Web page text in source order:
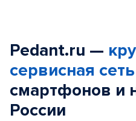
Pedant.ru —
сервисная сеть
смартфонов и
России